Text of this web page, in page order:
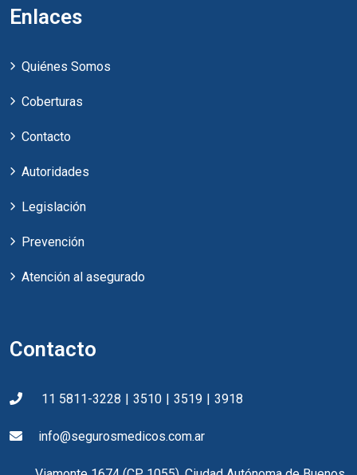
Enlaces
Quiénes Somos
Coberturas
Contacto
Autoridades
Legislación
Prevención
Atención al asegurado
Contacto
11 5811-3228 | 3510 | 3519 | 3918
info@segurosmedicos.com.ar